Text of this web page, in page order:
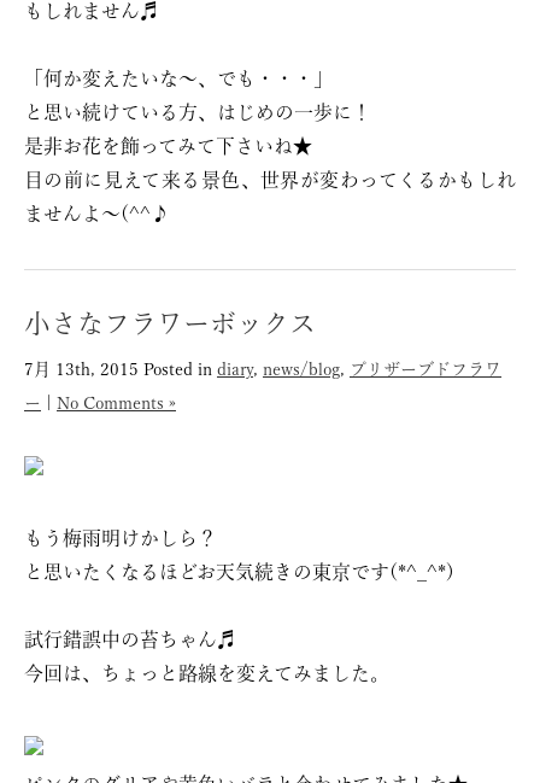
もしれません♬
「何か変えたいな〜、でも・・・」
と思い続けている方、はじめの一歩に！
是非お花を飾ってみて下さいね★
目の前に見えて来る景色、世界が変わってくるかもしれ
ませんよ〜(^^♪
小さなフラワーボックス
7月 13th, 2015 Posted in diary, news/blog, プリザーブドフラワ
ー
No Comments »
もう梅雨明けかしら？
と思いたくなるほどお天気続きの東京です(*^_^*)
試行錯誤中の苔ちゃん♬
今回は、ちょっと路線を変えてみました。